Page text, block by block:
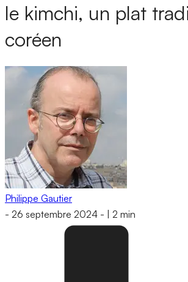
le kimchi, un plat
coréen
Philippe Gautier
- 26 septembre 2024 - 2 min